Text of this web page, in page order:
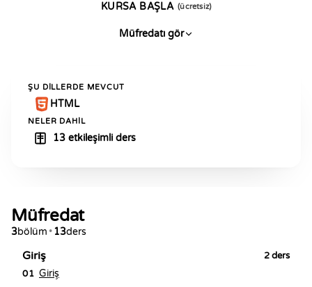
KURSA BAŞLA (ücretsiz)
Müfredatı gör
ŞU DILLERDE MEVCUT
HTML
NELER DAHIL
13 etkileşimli ders
Müfredat
3bölüm •13ders
Giriş 2ders
01 Giriş